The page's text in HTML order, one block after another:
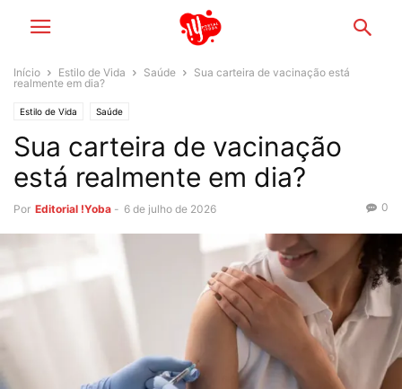
Início Estilo de Vida Saúde
Sua carteira de vacinação está
realmente em dia?
Estilo de Vida Saúde
Sua carteira de vacinação
está realmente em dia?
Por Editorial !Yoba - 6 de julho de 2026 0